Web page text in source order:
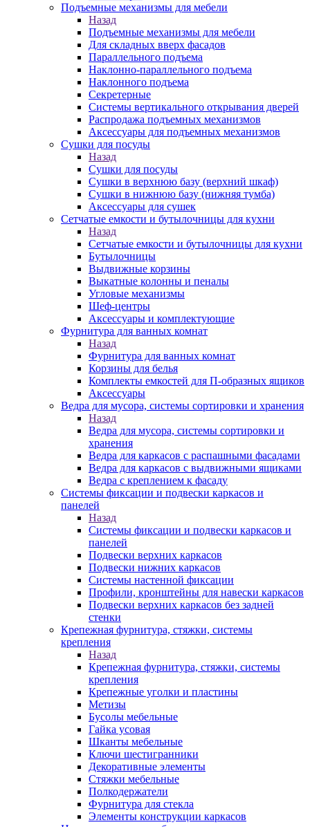
Подъемные механизмы для мебели
Назад
Подъемные механизмы для мебели
Для складных вверх фасадов
Параллельного подъема
Наклонно-параллельного подъема
Наклонного подъема
Секретерные
Системы вертикального открывания дверей
Распродажа подъемных механизмов
Аксессуары для подъемных механизмов
Сушки для посуды
Назад
Сушки для посуды
Сушки в верхнюю базу (верхний шкаф)
Сушки в нижнюю базу (нижняя тумба)
Аксессуары для сушек
Сетчатые емкости и бутылочницы для кухни
Назад
Сетчатые емкости и бутылочницы для кухни
Бутылочницы
Выдвижные корзины
Выкатные колонны и пеналы
Угловые механизмы
Шеф-центры
Аксессуары и комплектующие
Фурнитура для ванных комнат
Назад
Фурнитура для ванных комнат
Корзины для белья
Комплекты емкостей для П-образных ящиков
Аксессуары
Ведра для мусора, системы сортировки и хранения
Назад
Ведра для мусора, системы сортировки и
хранения
Ведра для каркасов с распашными фасадами
Ведра для каркасов с выдвижными ящиками
Ведра с креплением к фасаду
Системы фиксации и подвески каркасов и
панелей
Назад
Системы фиксации и подвески каркасов и
панелей
Подвески верхних каркасов
Подвески нижних каркасов
Системы настенной фиксации
Профили, кронштейны для навески каркасов
Подвески верхних каркасов без задней
стенки
Крепежная фурнитура, стяжки, системы
крепления
Назад
Крепежная фурнитура, стяжки, системы
крепления
Крепежные уголки и пластины
Метизы
Бусолы мебельные
Гайка усовая
Шканты мебельные
Ключи шестигранники
Декоративные элементы
Стяжки мебельные
Полкодержатели
Фурнитура для стекла
Элементы конструкции каркасов